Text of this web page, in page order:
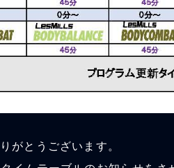
がとうございます。